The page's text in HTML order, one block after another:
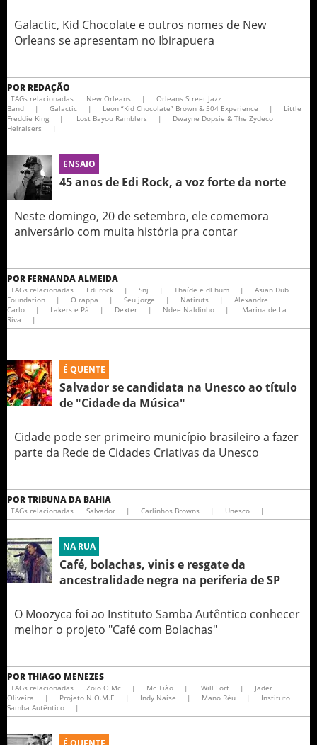
Galactic, Kid Chocolate e outros nomes de New
Orleans se apresentam no Ibirapuera
POR REDAÇÃO
TAGs relacionadas New Orleans |
Orleans Street Jazz
Band
| Galactic | Leon “Kid Chocolate” Brown & 504 Experience |
Little
Freddie King
| Lost Bayou Ramblers |
Dwayne Dopsie & The Zydeco
Helraisers
|
ENSAIO
45 anos de Edi Rock, a voz forte da norte
Neste domingo, 20 de setembro, ele comemora
aniversário com muita história pra contar
POR FERNANDA ALMEIDA
TAGs relacionadas Edi rock | Snj | Thaíde e dl hum |
Asian Dub
Foundation
| O rappa | Seu jorge | Natiruts |
Alexandre
Carlo
| Lakers e Pá | Dexter | Ndee Naldinho |
Marina de La
Riva
|
É QUENTE
Salvador se candidata na Unesco ao título
de "Cidade da Música"
Cidade pode ser primeiro município brasileiro a fazer
parte da Rede de Cidades Criativas da Unesco
PORTRIBUNA DA BAHIA
TAGs relacionadas Salvador | Carlinhos Browns | Unesco |
NA RUA
Café, bolachas, vinis e resgate da
ancestralidade negra na periferia de SP
O Moozyca foi ao Instituto Samba Autêntico conhecer
melhor o projeto "Café com Bolachas"
PORTHIAGO MENEZES
TAGs relacionadas Zoio O Mc | Mc Tião | Will Fort |
Jader
Oliveira
| Projeto N.O.M.E | Indy Naíse | Mano Réu |
Instituto
Samba Autêntico
|